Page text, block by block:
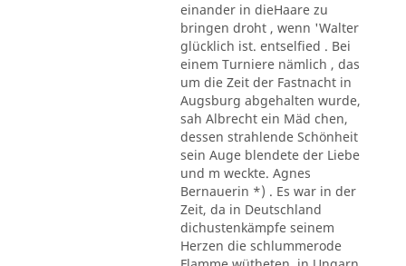
einander in dieHaare zu
bringen droht , wenn 'Walter
glücklich ist. entselfied . Bei
einem Turniere nämlich , das
um die Zeit der Fastnacht in
Augsburg abgehalten wurde,
sah Albrecht ein Mäd chen,
dessen strahlende Schönheit
sein Auge blendete der Liebe
und m weckte. Agnes
Bernauerin *) . Es war in der
Zeit, da in Deutschland
dichustenkämpfe seinem
Herzen die schlummerode